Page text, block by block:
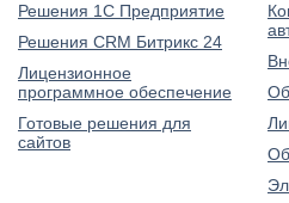
Решения 1С Предприятие
Решения CRM Битрикс 24
Лицензионное
программное обеспечение
Готовые решения для
сайтов